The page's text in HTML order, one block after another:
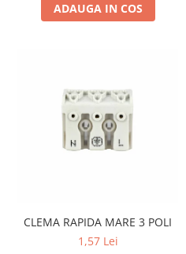
ADAUGA IN COS
CLEMA RAPIDA MARE 3 POLI
1,57 Lei